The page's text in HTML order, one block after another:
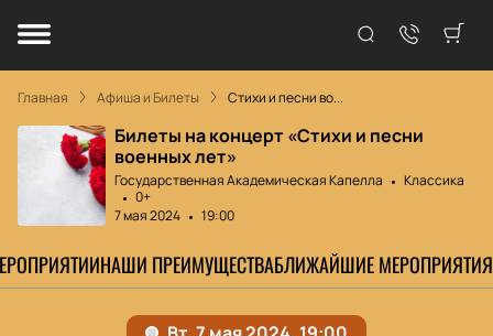
Главная Афиша и Билеты Стихи и песни во...
Билеты на концерт «Стихи и песни
военных лет»
Государственная Академическая Капелла
Классика
0+
7 мая 2024
19:00
НАШИ ПРЕИМУЩЕСТВАБЛИЖАЙШИЕ МЕРОПРИЯТИЯ